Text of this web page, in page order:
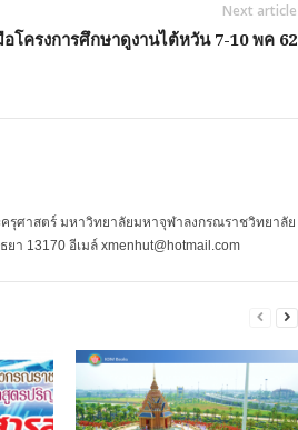
Next article
โครงการศึกษาดูงานไต้หวัน 7-10 พค 62
รุศาสตร์ มหาวิทยาลัยมหาจุฬาลงกรณราชวิทยาลัย
า 13170 อีเมล์ xmenhut@hotmail.com